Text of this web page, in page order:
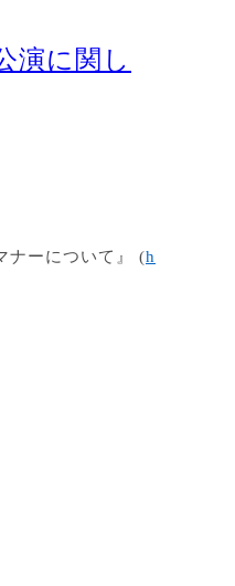
演に関し
ナーについて 』 (h